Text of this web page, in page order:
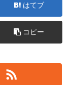
はてブ
コピー